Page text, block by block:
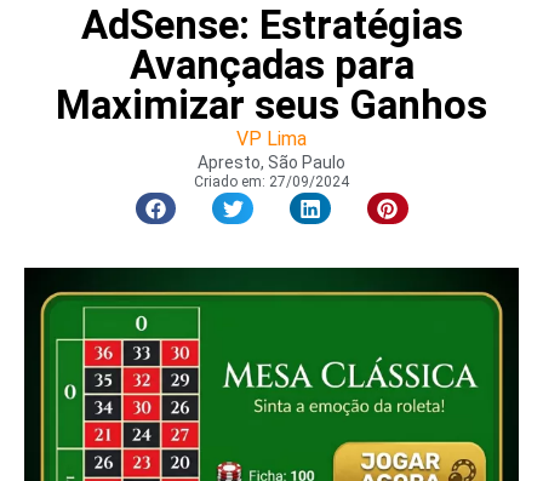
AdSense: Estratégias
Avançadas para
Maximizar seus Ganhos
VP Lima
Apresto, São Paulo
Criado em: 27/09/2024